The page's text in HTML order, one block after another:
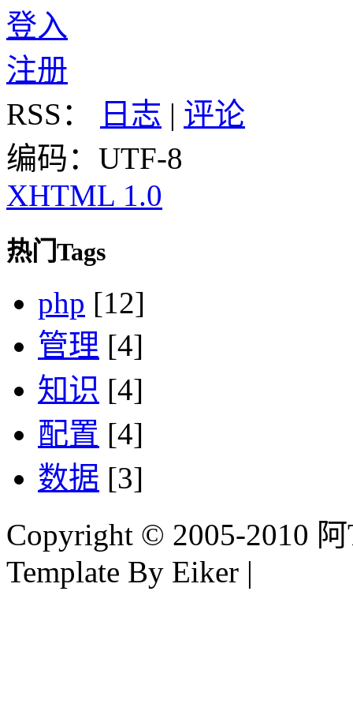
登入
注册
RSS：
日志 | 评论
编码：UTF-8
XHTML 1.0
热门Tags
php [12]
管理 [4]
知识 [4]
配置 [4]
数据 [3]
Copyright © 2005-2010
Template By Eiker |